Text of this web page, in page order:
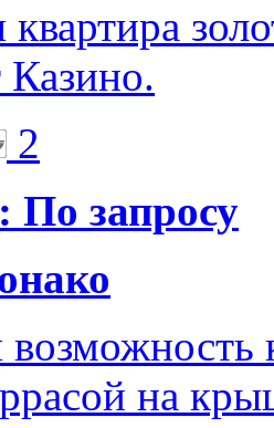
Казино.
2
По запросу
на